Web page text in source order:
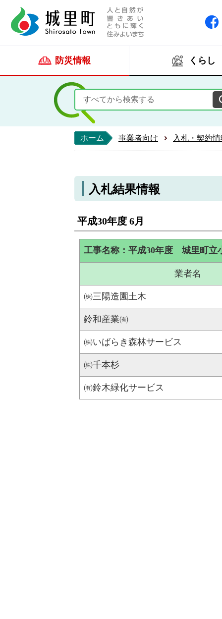
防災情報 くらし
ホーム 事業者向け 入札・契約
入札結果情報
平成30年度 6月
工事名称：平成30年度 城里町立
業者名
㈱三陽造園土木
鈴和産業㈲
㈱いばらき森林サービス
㈱千本杉
㈲鈴木緑化サービス